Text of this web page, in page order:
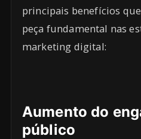
principais benefícios
peça fundamental nas
marketing digital:
Aumento do
público